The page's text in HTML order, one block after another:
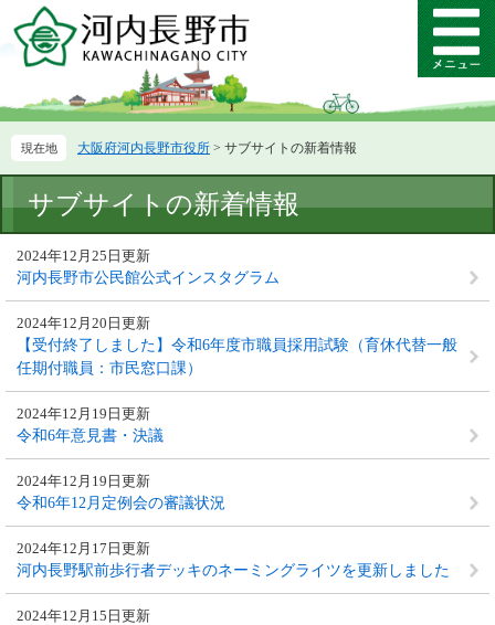
ー
先
す。
ニ
を
し
メ
ニ
ー
大阪府河内長野市役所 > サブサイトの新着情報
文
サブサイトの新着情報
河内長野市公民館公式インスタグラム
2024年12月25日更新
【受付終了しました】令和6年度市職員採用試験（育休代替一般
任期付職員：市民窓口課）
2024年12月20日更新
令和6年意見書・決議
2024年12月19日更新
令和6年12月定例会の審議状況
2024年12月19日更新
河内長野駅前歩行者デッキのネーミングライツを更新しました
2024年12月17日更新
2024年12月15日更新